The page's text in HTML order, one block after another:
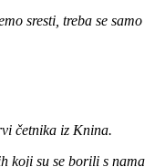
sresti, treba se samo
četnika iz Knina.
koji su se borili s nama